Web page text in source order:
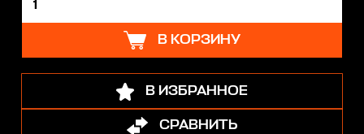
В КОРЗИНУ
В ИЗБРАННОЕ
СРАВНИТЬ